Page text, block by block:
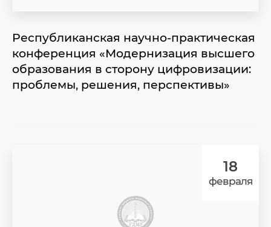
Республиканская научно-практическая
конференция «Модернизация высшего
образования в сторону цифровизации:
проблемы, решения, перспективы»
18
февраля